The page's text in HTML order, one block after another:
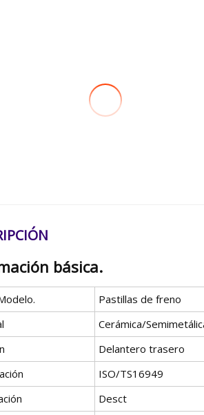
básica.
Pastillas de freno
Cerámica/
Delantero trasero
ISO/TS16949
Desct